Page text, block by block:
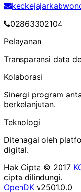
02863302104
Pelayanan
Transparansi data
Kolaborasi
Sinergi program
berkelanjutan.
Teknologi
Ditenagai oleh
digital.
Hak Cipta © 2017
cipta dilindungi.
OpenDK v2501.0.0